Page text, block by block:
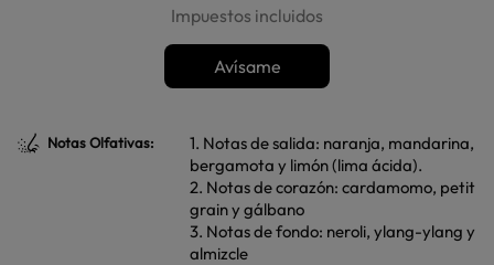
Impuestos incluidos
Avísame
Notas Olfativas:
1. Notas de salida: naranja, mandarina,
bergamota y limón (lima ácida).
2. Notas de corazón: cardamomo, petit
grain y gálbano
3. Notas de fondo: neroli, ylang-ylang y
almizcle